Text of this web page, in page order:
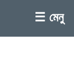
☰ মেনু